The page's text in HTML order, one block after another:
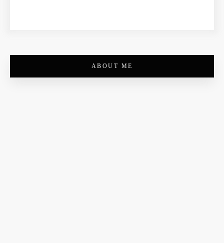
ABOUT ME